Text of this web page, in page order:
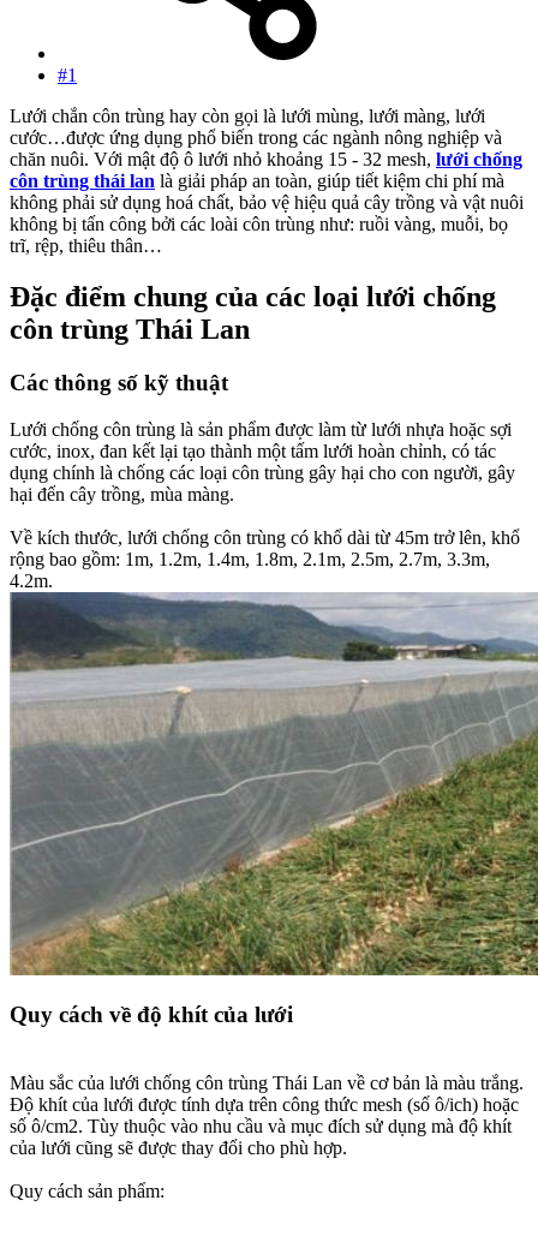
#1
Lưới chắn côn trùng hay còn gọi là lưới mùng, lưới màng, lưới
cước…được ứng dụng phổ biến trong các ngành nông nghiệp và
chăn nuôi. Với mật độ ô lưới nhỏ khoảng 15 - 32 mesh, lưới chống
côn trùng thái lan là giải pháp an toàn, giúp tiết kiệm chi phí mà
không phải sử dụng hoá chất, bảo vệ hiệu quả cây trồng và vật nuôi
không bị tấn công bởi các loài côn trùng như: ruồi vàng, muỗi, bọ
trĩ, rệp, thiêu thân…
Đặc điểm chung của các loại lưới chống
côn trùng Thái Lan​
Các thông số kỹ thuật​
Lưới chống côn trùng là sản phẩm được làm từ lưới nhựa hoặc sợi
cước, inox, đan kết lại tạo thành một tấm lưới hoàn chỉnh, có tác
dụng chính là chống các loại côn trùng gây hại cho con người, gây
hại đến cây trồng, mùa màng.
Về kích thước, lưới chống côn trùng có khổ dài từ 45m trở lên, khổ
rộng bao gồm: 1m, 1.2m, 1.4m, 1.8m, 2.1m, 2.5m, 2.7m, 3.3m,
4.2m.
Quy cách về độ khít của lưới​
Màu sắc của lưới chống côn trùng Thái Lan về cơ bản là màu trắng.
Độ khít của lưới được tính dựa trên công thức mesh (số ô/ich) hoặc
số ô/cm2. Tùy thuộc vào nhu cầu và mục đích sử dụng mà độ khít
của lưới cũng sẽ được thay đổi cho phù hợp.
Quy cách sản phẩm: